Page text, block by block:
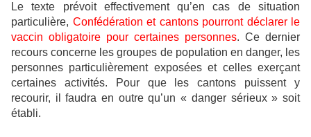
Le texte prévoit effectivement qu’en cas de situation
particulière, Confédération et cantons pourront déclarer le
vaccin obligatoire pour certaines personnes. Ce dernier
recours concerne les groupes de population en danger, les
personnes particulièrement exposées et celles exerçant
certaines activités. Pour que les cantons puissent y
recourir, il faudra en outre qu’un « danger sérieux » soit
établi.